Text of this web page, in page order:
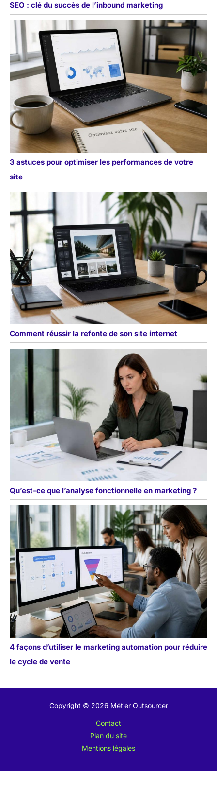
SEO : clé du succès de l’inbound marketing
3 astuces pour optimiser les performances de votre
site
Comment réussir la refonte de son site internet
Qu’est-ce que l’analyse fonctionnelle en marketing ?
4 façons d’utiliser le marketing automation pour réduire
le cycle de vente
Copyright © 2026 Métier Outsourcer
Contact
Plan du site
Mentions légales